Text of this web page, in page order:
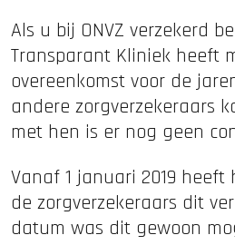
Als u bij ONVZ verzekerd
Transparant Kliniek heeft
overeenkomst voor de
andere zorgverzekeraars
met hen is er nog geen
Vanaf 1 januari 2019
de zorgverzekeraars dit
datum was dit gewoon